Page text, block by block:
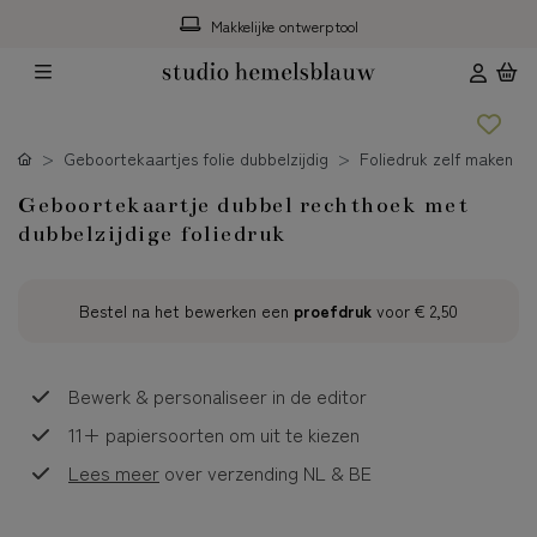
Makkelijke ontwerptool
Geboortekaartjes folie dubbelzijdig Foliedruk zelf maken
Geboortekaartje dubbel rechthoek met
dubbelzijdige foliedruk
Bestel na het bewerken een proefdruk voor € 2,50
Bewerk & personaliseer in de editor
11+ papiersoorten om uit te kiezen
Lees meer over verzending NL & BE